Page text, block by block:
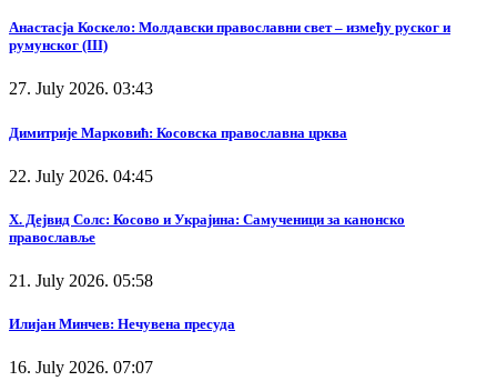
Анастасја Коскело: Молдавски православни свет – између руског и
румунског (III)
27. July 2026. 03:43
Димитрије Марковић: Косовска православна црква
22. July 2026. 04:45
Х. Дејвид Солс: Косово и Украјина: Самученици за канонско
православље
21. July 2026. 05:58
Илијан Минчев: Нечувена пресуда
16. July 2026. 07:07